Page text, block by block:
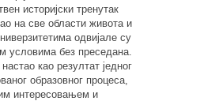
историјски тренутак
на све области живота и
одвијале су
условима без преседана.
као резултат једног
образовног процеса,
интересовањем и